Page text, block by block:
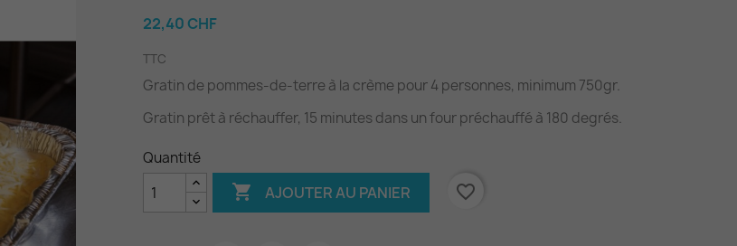
22,40 CHF
TTC
Gratin de pommes-de-terre à la crème pour 4 personnes, minimum 750gr.
Gratin prêt à réchauffer, 15 minutes dans un four préchauffé à 180 degrés.
Quantité
 AJOUTER AU PANIER favorite_border